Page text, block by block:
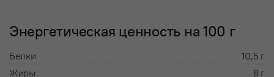
Энергетическая ценность на 100 г
Белки
10,5 г
Жиры
8 г